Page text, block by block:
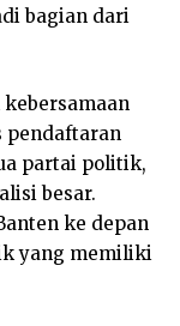
bagian dari
pendaftaran
partai politik,
besar.
ke depan
yang memiliki